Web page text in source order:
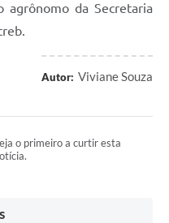
agrônomo da Secretaria
Autor: Viviane Souza
o primeiro a curtir esta